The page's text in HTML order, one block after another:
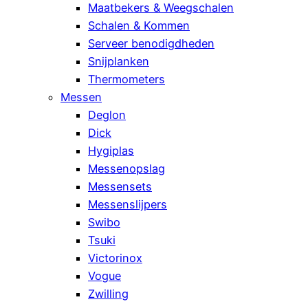
Maatbekers & Weegschalen
Schalen & Kommen
Serveer benodigdheden
Snijplanken
Thermometers
Messen
Deglon
Dick
Hygiplas
Messenopslag
Messensets
Messenslijpers
Swibo
Tsuki
Victorinox
Vogue
Zwilling